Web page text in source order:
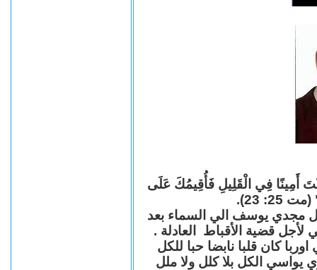
أَمِينًا فِي الْقَلِيلِ فَأُقِيمُكَ عَلَى
23).
مجدي يوسف الي السماء بعد
قضية الأقباط العادلة .
كان قلبا نابضا حبا للكل
يواسي الكل بلا كلل ولا ملل